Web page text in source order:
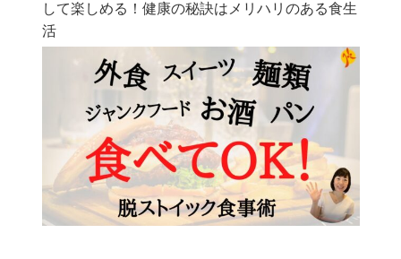
して楽しめる！健康の秘訣はメリハリのある食生
活